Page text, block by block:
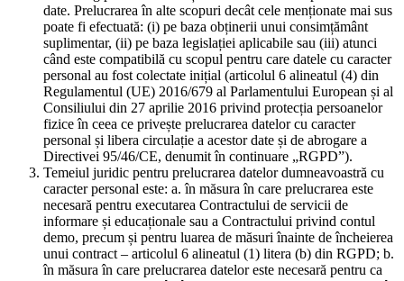
date. Prelucrarea în alte scopuri decât cele menționate mai sus
poate fi efectuată: (i) pe baza obținerii unui consimțământ
suplimentar, (ii) pe baza legislației aplicabile sau (iii) atunci
când este compatibilă cu scopul pentru care datele cu caracter
personal au fost colectate inițial (articolul 6 alineatul (4) din
Regulamentul (UE) 2016/679 al Parlamentului European și al
Consiliului din 27 aprilie 2016 privind protecția persoanelor
fizice în ceea ce privește prelucrarea datelor cu caracter
personal și libera circulație a acestor date și de abrogare a
Directivei 95/46/CE, denumit în continuare „RGPD”).
Temeiul juridic pentru prelucrarea datelor dumneavoastră cu
caracter personal este: a. în măsura în care prelucrarea este
necesară pentru executarea Contractului de servicii de
informare și educaționale sau a Contractului privind contul
demo, precum și pentru luarea de măsuri înainte de încheierea
unui contract – articolul 6 alineatul (1) litera (b) din RGPD; b.
în măsura în care prelucrarea datelor este necesară pentru ca